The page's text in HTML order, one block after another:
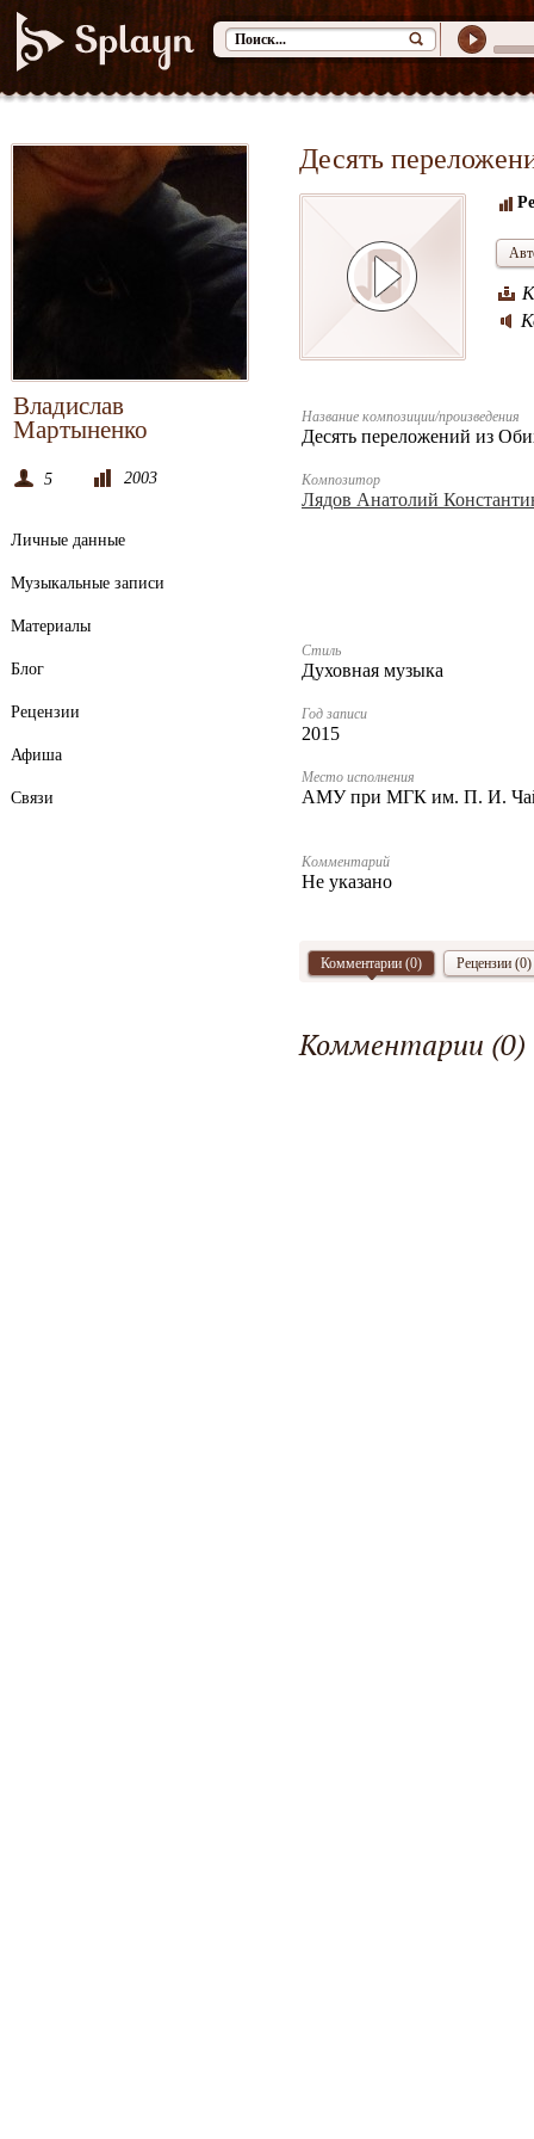
Владислав
Мартыненко
5 2003
Личные данные
Музыкальные записи
Материалы
Блог
Рецензии
Афиша
Связи
Десять
Название композиции/произведения
Десять переложений из
Композитор
Лядов Анатолий
Стиль
Духовная музыка
Год записи
2015
Место исполнения
АМУ при МГК им. П. И.
Комментарий
Не указано
Комментарии (0) Рецензии (0)
Комментарии (0)